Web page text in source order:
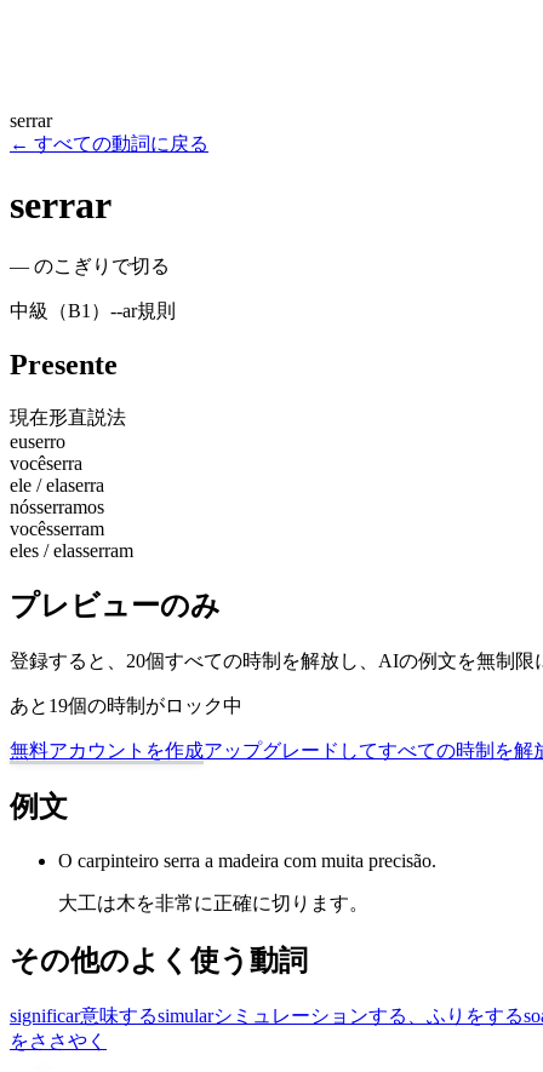
serrar
← すべての動詞に戻る
serrar
— のこぎりで切る
中級（B1） --ar規則
Presente
現在形直説法
euserro
vocêserra
ele / elaserra
nósserramos
vocêsserram
eles / elasserram
プレビューのみ
登録すると、20個すべての時制を解放し、AIの例文を無制
あと19個の時制がロック中
無料アカウントを作成アップグレードしてすべての時制を解
例文
O carpinteiro serra a madeira com muita precisão.
大工は木を非常に正確に切ります。
その他のよく使う動詞
significar意味するsimularシミュレーションする、ふりをする
をささやく